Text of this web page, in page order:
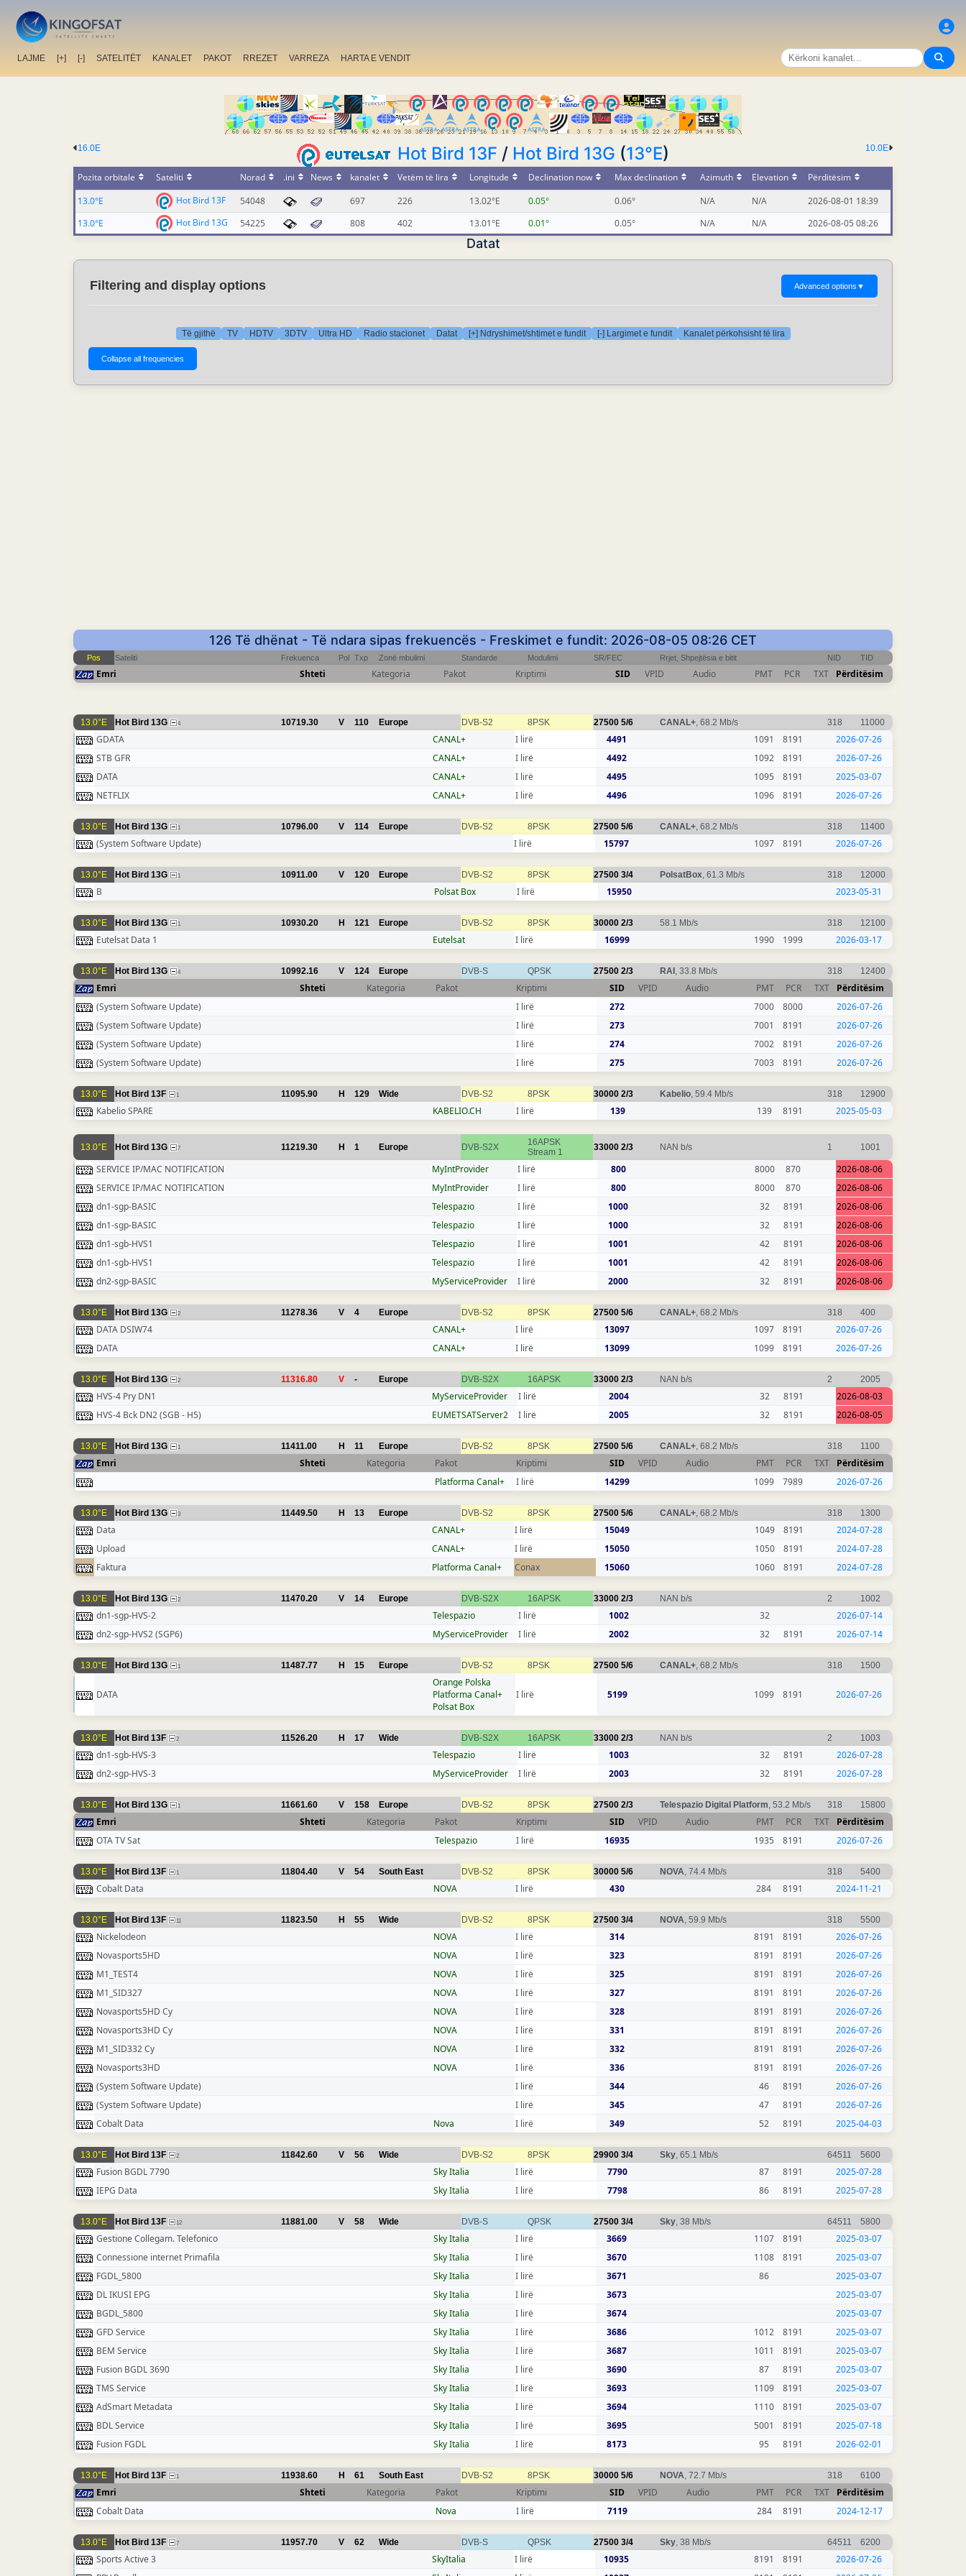
LAJME [+] [-] SATELITËT KANALET PAKOT RREZET VARREZA HARTA E VENDIT
10.0E
16.0E Hot Bird 13F / Hot Bird 13G (13°E)
Pozita orbitale Sateliti Norad .ini News kanalet Vetëm të lira Longitude Declination now Max declination Azimuth Elevation
Përditësim
13.0°E
Hot Bird 13F 54048 697 226 13.02°E 0.05° 0.06° N/A N/A
2026-08-01 18:39
13.0°E
Hot Bird 13G 54225 808 402 13.01°E 0.01° 0.05° N/A N/A 2026-08-05 08:26
Datat
Filtering and display options Advanced options ▼
Të gjithë TV HDTV 3DTV Ultra HD Radio stacionet Datat [+] Ndryshimet/shtimet e fundit [-] Largimet e fundit Kanalet përkohsisht të lira
126 Të dhënat - Të ndara sipas frekuencës - Freskimet e fundit: 2026-08-05 08:26 CET
Pos Sateliti Frekuenca Pol Txp Zonë mbulimi Standarde Modulimi SR/FEC Rrjet, Shpejtësia e bitit NID TID
Emri Shteti Kategoria Pakot Kriptimi SID VPID Audio PMT PCR TXT Përditësim
13.0°E Hot Bird 13G 4 10719.30 V 110 Europe DVB-S2 8PSK 27500 5/6 CANAL+ , 68.2 Mb/s 318 11000
GDATA CANAL+ I lirë 4491 1091 8191
2026-07-26
STB GFR
CANAL+ I lirë 4492 1092 8191
2026-07-26
DATA
CANAL+ I lirë 4495 1095 8191
2025-03-07
NETFLIX
CANAL+ I lirë 4496 1096 8191 2026-07-26
13.0°E Hot Bird 13G 1 10796.00 V 114 Europe DVB-S2 8PSK 27500 5/6 CANAL+ , 68.2 Mb/s 318 11400
(System Software Update) I lirë 15797 1097 8191 2026-07-26
13.0°E Hot Bird 13G 1 10911.00 V 120 Europe DVB-S2 8PSK 27500 3/4 PolsatBox , 61.3 Mb/s 318 12000
B Polsat Box I lirë 15950 2023-05-31
13.0°E Hot Bird 13G 1 10930.20 H 121 Europe DVB-S2 8PSK 30000 2/3 58.1 Mb/s 318 12100
Eutelsat Data 1 Eutelsat I lirë 16999 1990 1999 2026-03-17
13.0°E Hot Bird 13G 4 10992.16 V 124 Europe DVB-S QPSK 27500 2/3 RAI , 33.8 Mb/s 318 12400
Emri Shteti Kategoria Pakot Kriptimi SID VPID Audio PMT PCR TXT
Përditësim
(System Software Update)
I lirë 272 7000 8000
2026-07-26
(System Software Update)
I lirë 273 7001 8191
2026-07-26
(System Software Update)
I lirë 274 7002 8191
2026-07-26
(System Software Update)
I lirë 275 7003 8191 2026-07-26
13.0°E Hot Bird 13F 1 11095.90 H 129 Wide DVB-S2 8PSK 30000 2/3 Kabelio , 59.4 Mb/s 318 12900
Kabelio SPARE KABELIO.CH I lirë 139 139 8191 2025-05-03
13.0°E Hot Bird 13G 7 11219.30 H 1 Europe DVB-S2X
16APSK
Stream 1
33000 2/3 NAN b/s 1 1001
SERVICE IP/MAC NOTIFICATION MyIntProvider I lirë 800 8000 870
2026-08-06
SERVICE IP/MAC NOTIFICATION
MyIntProvider I lirë 800 8000 870
2026-08-06
dn1-sgp-BASIC
Telespazio I lirë 1000 32 8191
2026-08-06
dn1-sgp-BASIC
Telespazio I lirë 1000 32 8191
2026-08-06
dn1-sgb-HVS1
Telespazio I lirë 1001 42 8191
2026-08-06
dn1-sgb-HVS1
Telespazio I lirë 1001 42 8191
2026-08-06
dn2-sgp-BASIC
MyServiceProvider I lirë 2000 32 8191 2026-08-06
13.0°E Hot Bird 13G 2 11278.36 V 4 Europe DVB-S2 8PSK 27500 5/6 CANAL+ , 68.2 Mb/s 318 400
DATA DSIW74 CANAL+ I lirë 13097 1097 8191
2026-07-26
DATA
CANAL+ I lirë 13099 1099 8191 2026-07-26
13.0°E Hot Bird 13G 2 11316.80 V - Europe DVB-S2X 16APSK 33000 2/3 NAN b/s 2 2005
HVS-4 Pry DN1 MyServiceProvider I lirë 2004 32 8191
2026-08-03
HVS-4 Bck DN2 (SGB - H5)
EUMETSATServer2 I lirë 2005 32 8191 2026-08-05
13.0°E Hot Bird 13G 1 11411.00 H 11 Europe DVB-S2 8PSK 27500 5/6 CANAL+ , 68.2 Mb/s 318 1100
Emri Shteti Kategoria Pakot Kriptimi SID VPID Audio PMT PCR TXT
Përditësim
Platforma Canal+
I lirë 14299 1099 7989 2026-07-26
13.0°E Hot Bird 13G 3 11449.50 H 13 Europe DVB-S2 8PSK 27500 5/6 CANAL+ , 68.2 Mb/s 318 1300
Data CANAL+ I lirë 15049 1049 8191
2024-07-28
Upload
CANAL+ I lirë 15050 1050 8191
2024-07-28
Faktura
Platforma Canal+ Conax 15060 1060 8191 2024-07-28
13.0°E Hot Bird 13G 2 11470.20 V 14 Europe DVB-S2X 16APSK 33000 2/3 NAN b/s 2 1002
dn1-sgp-HVS-2 Telespazio I lirë 1002 32
2026-07-14
dn2-sgp-HVS2 (SGP6)
MyServiceProvider I lirë 2002 32 8191 2026-07-14
13.0°E Hot Bird 13G 1 11487.77 H 15 Europe DVB-S2 8PSK 27500 5/6 CANAL+ , 68.2 Mb/s 318 1500
DATA
Orange Polska
Platforma Canal+
Polsat Box
I lirë 5199 1099 8191 2026-07-26
13.0°E Hot Bird 13F 2 11526.20 H 17 Wide DVB-S2X 16APSK 33000 2/3 NAN b/s 2 1003
dn1-sgb-HVS-3 Telespazio I lirë 1003 32 8191
2026-07-28
dn2-sgp-HVS-3
MyServiceProvider I lirë 2003 32 8191 2026-07-28
13.0°E Hot Bird 13G 1 11661.60 V 158 Europe DVB-S2 8PSK 27500 2/3 Telespazio Digital Platform , 53.2 Mb/s 318 15800
Emri Shteti Kategoria Pakot Kriptimi SID VPID Audio PMT PCR TXT
Përditësim
OTA TV Sat
Telespazio I lirë 16935 1935 8191 2026-07-26
13.0°E Hot Bird 13F 1 11804.40 V 54 South East DVB-S2 8PSK 30000 5/6 NOVA , 74.4 Mb/s 318 5400
Cobalt Data NOVA I lirë 430 284 8191 2024-11-21
13.0°E Hot Bird 13F 11 11823.50 H 55 Wide DVB-S2 8PSK 27500 3/4 NOVA , 59.9 Mb/s 318 5500
Nickelodeon NOVA I lirë 314 8191 8191
2026-07-26
Novasports5HD
NOVA I lirë 323 8191 8191
2026-07-26
M1_TEST4
NOVA I lirë 325 8191 8191
2026-07-26
M1_SID327
NOVA I lirë 327 8191 8191
2026-07-26
Novasports5HD Cy
NOVA I lirë 328 8191 8191
2026-07-26
Novasports3HD Cy
NOVA I lirë 331 8191 8191
2026-07-26
M1_SID332 Cy
NOVA I lirë 332 8191 8191
2026-07-26
Novasports3HD
NOVA I lirë 336 8191 8191
2026-07-26
(System Software Update)
I lirë 344 46 8191
2026-07-26
(System Software Update)
I lirë 345 47 8191
2026-07-26
Cobalt Data
Nova I lirë 349 52 8191 2025-04-03
13.0°E Hot Bird 13F 2 11842.60 V 56 Wide DVB-S2 8PSK 29900 3/4 Sky , 65.1 Mb/s 64511 5600
Fusion BGDL 7790 Sky Italia I lirë 7790 87 8191
2025-07-28
IEPG Data
Sky Italia I lirë 7798 86 8191 2025-07-28
13.0°E Hot Bird 13F 12 11881.00 V 58 Wide DVB-S QPSK 27500 3/4 Sky , 38 Mb/s 64511 5800
Gestione Collegam. Telefonico Sky Italia I lirë 3669 1107 8191
2025-03-07
Connessione internet Primafila
Sky Italia I lirë 3670 1108 8191
2025-03-07
FGDL_5800
Sky Italia I lirë 3671 86
2025-03-07
DL IKUSI EPG
Sky Italia I lirë 3673
2025-03-07
BGDL_5800
Sky Italia I lirë 3674
2025-03-07
GFD Service
Sky Italia I lirë 3686 1012 8191
2025-03-07
BEM Service
Sky Italia I lirë 3687 1011 8191
2025-03-07
Fusion BGDL 3690
Sky Italia I lirë 3690 87 8191
2025-03-07
TMS Service
Sky Italia I lirë 3693 1109 8191
2025-03-07
AdSmart Metadata
Sky Italia I lirë 3694 1110 8191
2025-03-07
BDL Service
Sky Italia I lirë 3695 5001 8191
2025-07-18
Fusion FGDL
Sky Italia I lirë 8173 95 8191 2026-02-01
13.0°E Hot Bird 13F 1 11938.60 H 61 South East DVB-S2 8PSK 30000 5/6 NOVA , 72.7 Mb/s 318 6100
Emri Shteti Kategoria Pakot Kriptimi SID VPID Audio PMT PCR TXT
Përditësim
Cobalt Data
Nova I lirë 7119 284 8191 2024-12-17
13.0°E Hot Bird 13F 7 11957.70 V 62 Wide DVB-S QPSK 27500 3/4 Sky , 38 Mb/s 64511 6200
Sports Active 3 SkyItalia I lirë 10935 8191 8191
2026-07-26